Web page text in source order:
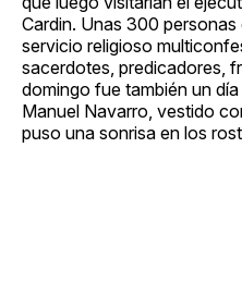
Cardin. Unas 300
servicio religioso
sacerdotes, predicadores,
domingo fue también un
Manuel Navarro, vestido
puso una sonrisa en los